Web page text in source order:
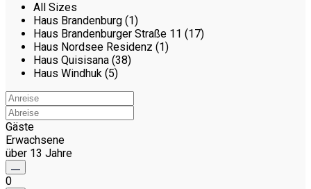
All Sizes
Haus Brandenburg (1)
Haus Brandenburger Straße 11 (17)
Haus Nordsee Residenz (1)
Haus Quisisana (38)
Haus Windhuk (5)
Gäste
Erwachsene
über 13 Jahre
0